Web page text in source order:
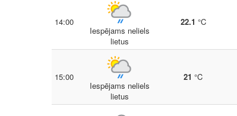
14:00
Iespējams neliels
lietus
22.1 °C
15:00
Iespējams neliels
lietus
21 °C